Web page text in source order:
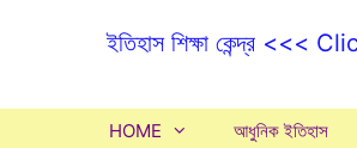
ইতিহাস শিক্ষা কেন্দ্র <<<
HOME আধুনিক ইতিহাস